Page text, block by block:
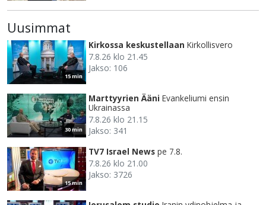
Uusimmat
15 min
Kirkossa keskustellaan Kirkollisvero
7.8.26 klo 21.45
Jakso: 106
30 min
Marttyyrien Ääni Evankeliumi ensin
Ukrainassa
7.8.26 klo 21.15
Jakso: 341
15 min
TV7 Israel News pe 7.8.
7.8.26 klo 21.00
Jakso: 3726